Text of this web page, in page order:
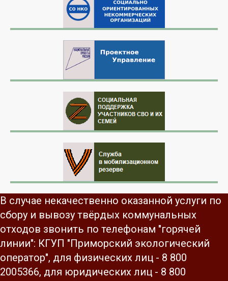
В случае некачественно оказанной услуги по
сбору и вывозу твёрдых коммунальных
отходов звонить по телефонам "горячей
линии": КГУП "Приморский экологический
оператор", для физических лиц - 8 800
2005366, для юридических лиц - 8 800